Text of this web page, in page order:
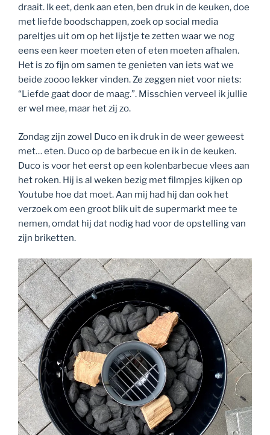
draait. Ik eet, denk aan eten, ben druk in de keuken, doe
met liefde boodschappen, zoek op social media
pareltjes uit om op het lijstje te zetten waar we nog
eens een keer moeten eten of eten moeten afhalen.
Het is zo fijn om samen te genieten van iets wat we
beide zoooo lekker vinden. Ze zeggen niet voor niets:
“Liefde gaat door de maag.”. Misschien verveel ik jullie
er wel mee, maar het zij zo.
Zondag zijn zowel Duco en ik druk in de weer geweest
met… eten. Duco op de barbecue en ik in de keuken.
Duco is voor het eerst op een kolenbarbecue vlees aan
het roken. Hij is al weken bezig met filmpjes kijken op
Youtube hoe dat moet. Aan mij had hij dan ook het
verzoek om een groot blik uit de supermarkt mee te
nemen, omdat hij dat nodig had voor de opstelling van
zijn briketten.